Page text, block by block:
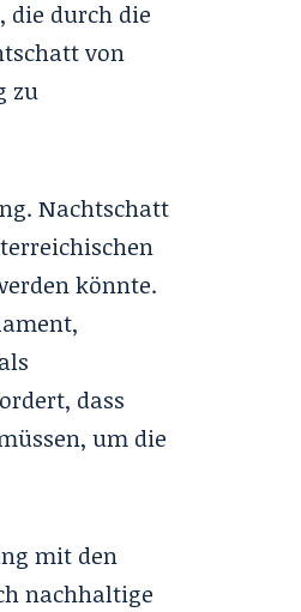
die durch die
von
zu
Nachtschatt
könnte.
dass
um die
mit den
nachhaltige